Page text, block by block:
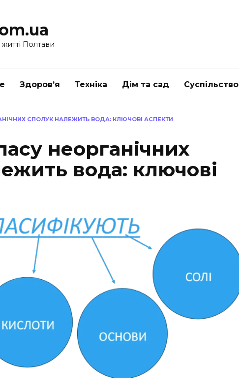
Полтави
Здоров’я Техніка Дім та сад Суспільство
СПОЛУК НАЛЕЖИТЬ ВОДА: КЛЮЧОВІ АСПЕКТИ
неорганічних
вода: ключові